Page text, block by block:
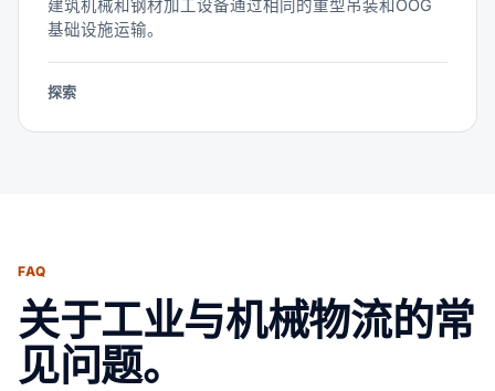
建筑机械和钢材加工设备通过相同的重型吊装和OOG
基础设施运输。
探索
FAQ
关于工业与机械物流的常
见问题。